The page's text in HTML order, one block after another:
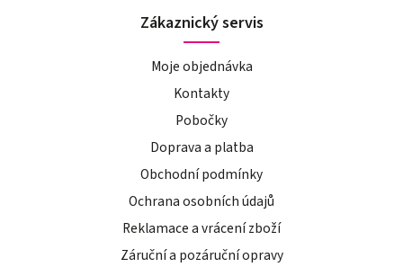
Zákaznický servis
Moje objednávka
Kontakty
Pobočky
Doprava a platba
Obchodní podmínky
Ochrana osobních údajů
Reklamace a vrácení zboží
Záruční a pozáruční opravy